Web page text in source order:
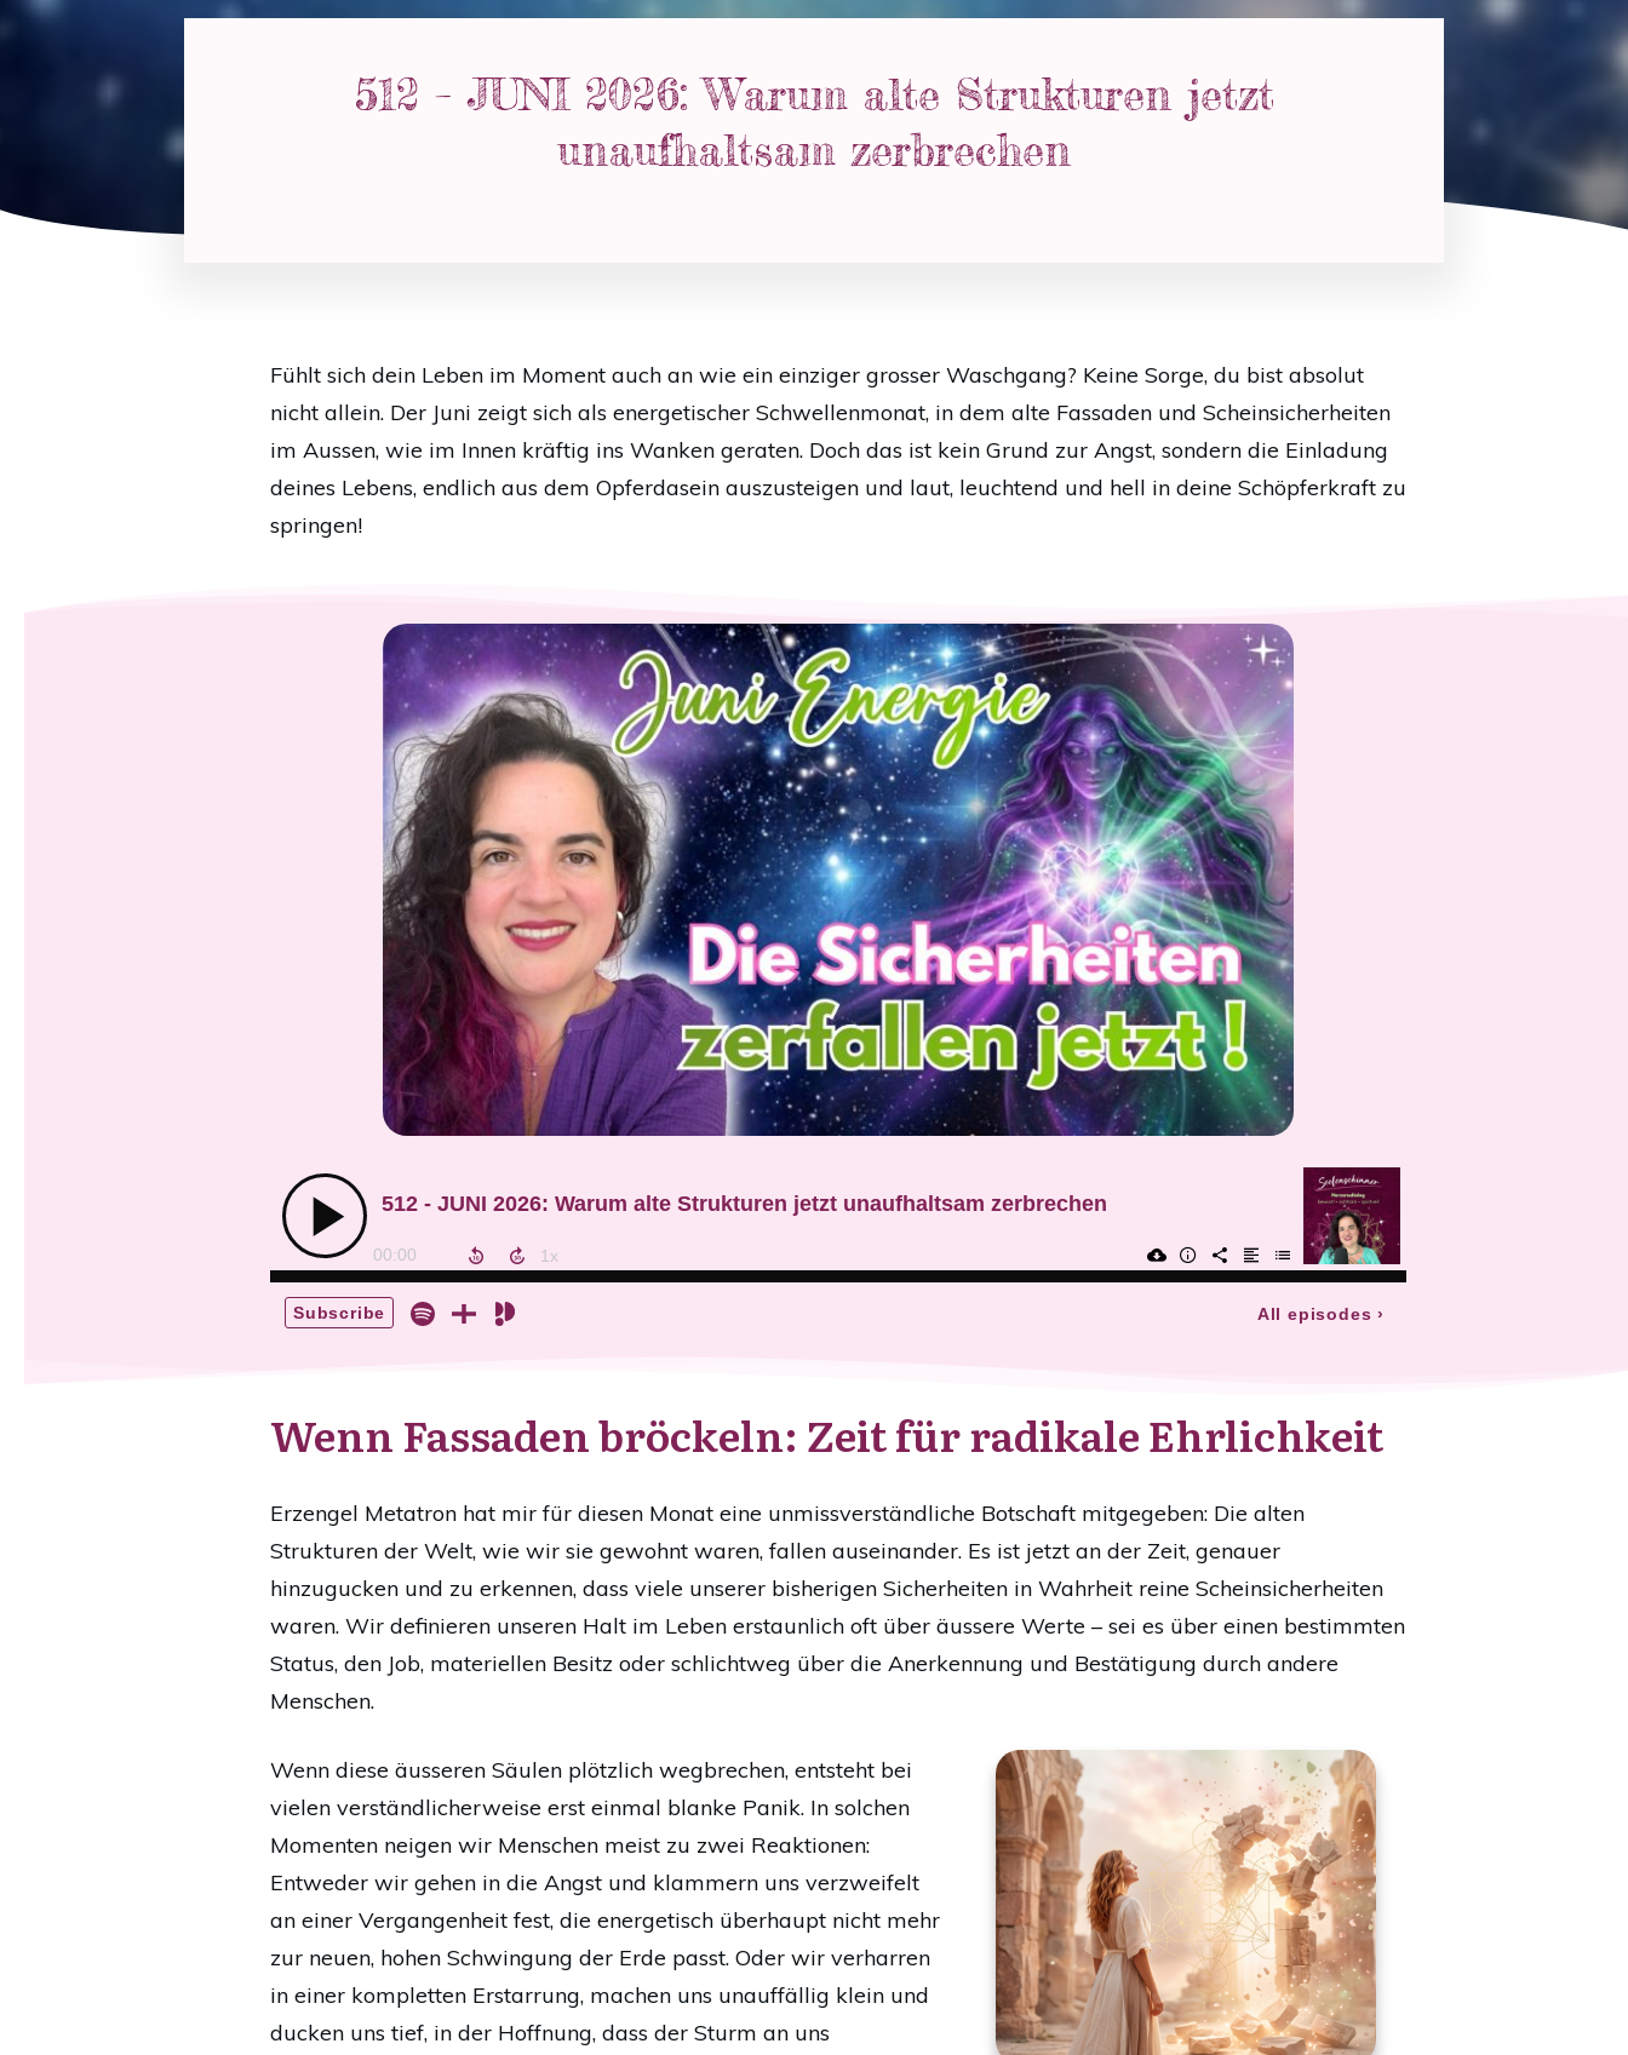
512 – JUNI 2026: Warum alte Strukturen jetzt
unaufhaltsam zerbrechen
Fühlt sich dein Leben im Moment auch an wie ein einziger grosser Waschgang? Keine Sorge, du bist absolut
nicht allein. Der Juni zeigt sich als energetischer Schwellenmonat, in dem alte Fassaden und Scheinsicherheiten
im Aussen, wie im Innen kräftig ins Wanken geraten. Doch das ist kein Grund zur Angst, sondern die Einladung
deines Lebens, endlich aus dem Opferdasein auszusteigen und laut, leuchtend und hell in deine Schöpferkraft zu
springen!
Wenn Fassaden bröckeln: Zeit für radikale Ehrlichkeit
Erzengel Metatron hat mir für diesen Monat eine unmissverständliche Botschaft mitgegeben: Die alten
Strukturen der Welt, wie wir sie gewohnt waren, fallen auseinander. Es ist jetzt an der Zeit, genauer
hinzugucken und zu erkennen, dass viele unserer bisherigen Sicherheiten in Wahrheit reine Scheinsicherheiten
waren. Wir definieren unseren Halt im Leben erstaunlich oft über äussere Werte – sei es über einen bestimmten
Status, den Job, materiellen Besitz oder schlichtweg über die Anerkennung und Bestätigung durch andere
Menschen.
Wenn diese äusseren Säulen plötzlich wegbrechen, entsteht bei
vielen verständlicherweise erst einmal blanke Panik. In solchen
Momenten neigen wir Menschen meist zu zwei Reaktionen:
Entweder wir gehen in die Angst und klammern uns verzweifelt
an einer Vergangenheit fest, die energetisch überhaupt nicht mehr
zur neuen, hohen Schwingung der Erde passt. Oder wir verharren
in einer kompletten Erstarrung, machen uns unauffällig klein und
ducken uns tief, in der Hoffnung, dass der Sturm an uns